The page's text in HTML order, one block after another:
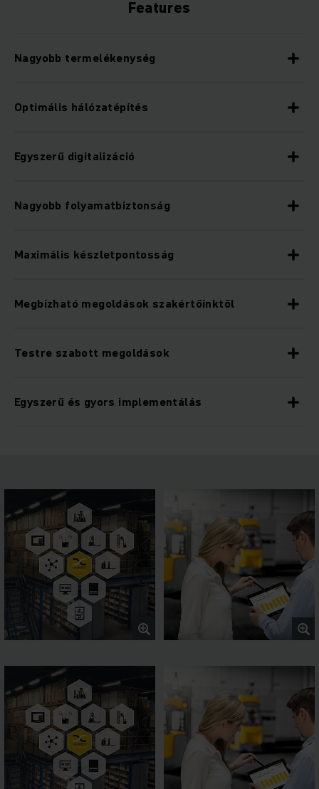
Features
Nagyobb termelékenység
Optimális hálózatépítés
Egyszerű digitalizáció
Nagyobb folyamatbiztonság
Maximális készletpontosság
Megbízható megoldások szakértőinktől
Testre szabott megoldások
Egyszerű és gyors implementálás